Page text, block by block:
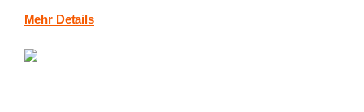
Mehr Details